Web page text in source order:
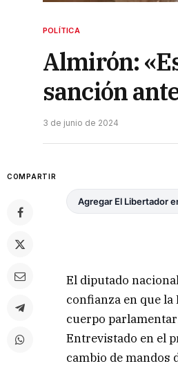
POLÍTICA
Almirón:
sanción
3 de junio de 2024
COMPARTIR
Agregar El Libertador
El diputado
confianza en que la
cuerpo
Entrevistado en el
cambio de mandos